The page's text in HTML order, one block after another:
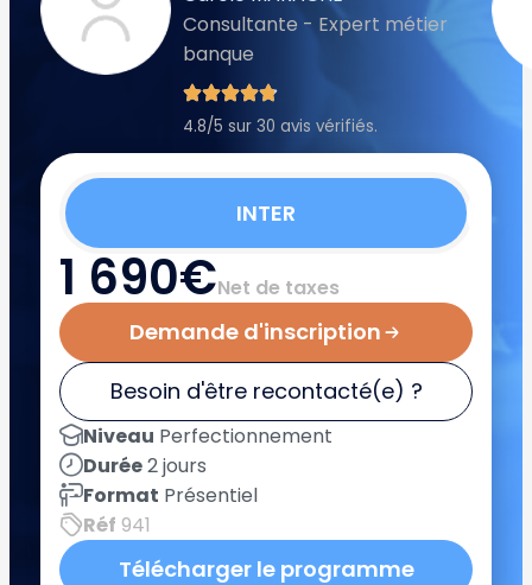
Consultante - Expert métier
banque
4.8/5 sur 30 avis vérifiés.
INTER
1 690€Net de taxes
Demande d'inscription
Besoin d'être recontacté(e) ?
Niveau Perfectionnement
Durée2 jours
Format Présentiel
Réf 941
Télécharger le programme